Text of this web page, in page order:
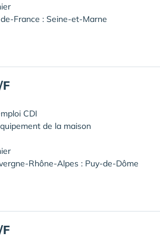
France : Seine-et-Marne
CDI
de la maison
Rhône-Alpes : Puy-de-Dôme